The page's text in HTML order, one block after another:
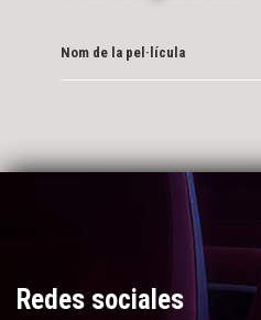
Nom de la pel·lícula
Redes sociales